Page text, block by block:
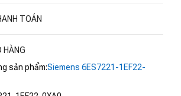
TOÁN
HÀNG
sản phẩm:Siemens 6ES7221-1EF22-